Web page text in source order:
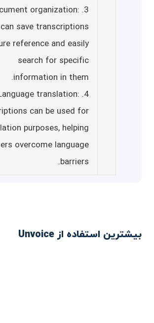
organization:
save transcriptions
reference and easily
search for specific
information in them.
Language translation:
can be used for
purposes, helping
overcome language
barriers.
بیشترین استفاده از Unvoice